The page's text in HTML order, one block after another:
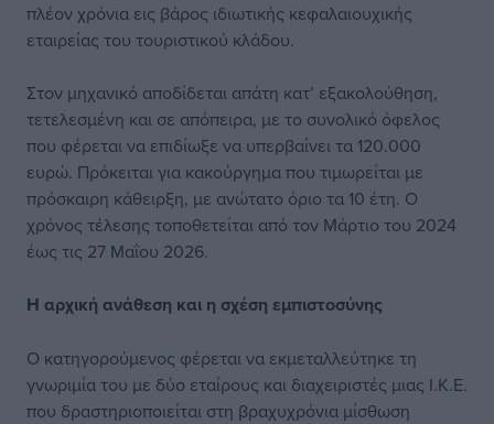
πλέον χρόνια εις βάρος ιδιωτικής κεφαλαιουχικής
εταιρείας του τουριστικού κλάδου.
Στον μηχανικό αποδίδεται απάτη κατ’ εξακολούθηση,
τετελεσμένη και σε απόπειρα, με το συνολικό όφελος
που φέρεται να επιδίωξε να υπερβαίνει τα 120.000
ευρώ. Πρόκειται για κακούργημα που τιμωρείται με
πρόσκαιρη κάθειρξη, με ανώτατο όριο τα 10 έτη. Ο
χρόνος τέλεσης τοποθετείται από τον Μάρτιο του 2024
έως τις 27 Μαΐου 2026.
Η αρχική ανάθεση και η σχέση εμπιστοσύνης
Ο κατηγορούμενος φέρεται να εκμεταλλεύτηκε τη
γνωριμία του με δύο εταίρους και διαχειριστές μιας Ι.Κ.Ε.
που δραστηριοποιείται στη βραχυχρόνια μίσθωση